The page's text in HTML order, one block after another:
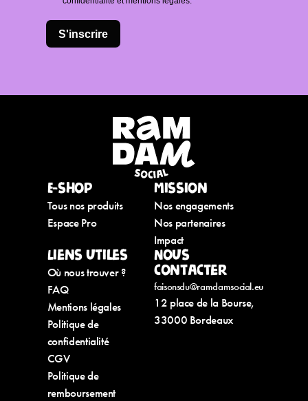
E-shop
Tous nos produits
Espace Pro
Mission
Nos engagements
Nos partenaires
Impact
Liens utiles
Où nous trouver ?
FAQ
Mentions légales
Politique de
confidentialité
CGV
Politique de
remboursement
Nous
contacter
faisonsdu@ramdamsocial.eu
12 place de la Bourse,
33000 Bordeaux